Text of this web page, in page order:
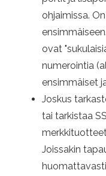
ohjaimissa.
ovat
numerointia
ensimmäiset
Joskus
tai tarkistaa
Joissakin